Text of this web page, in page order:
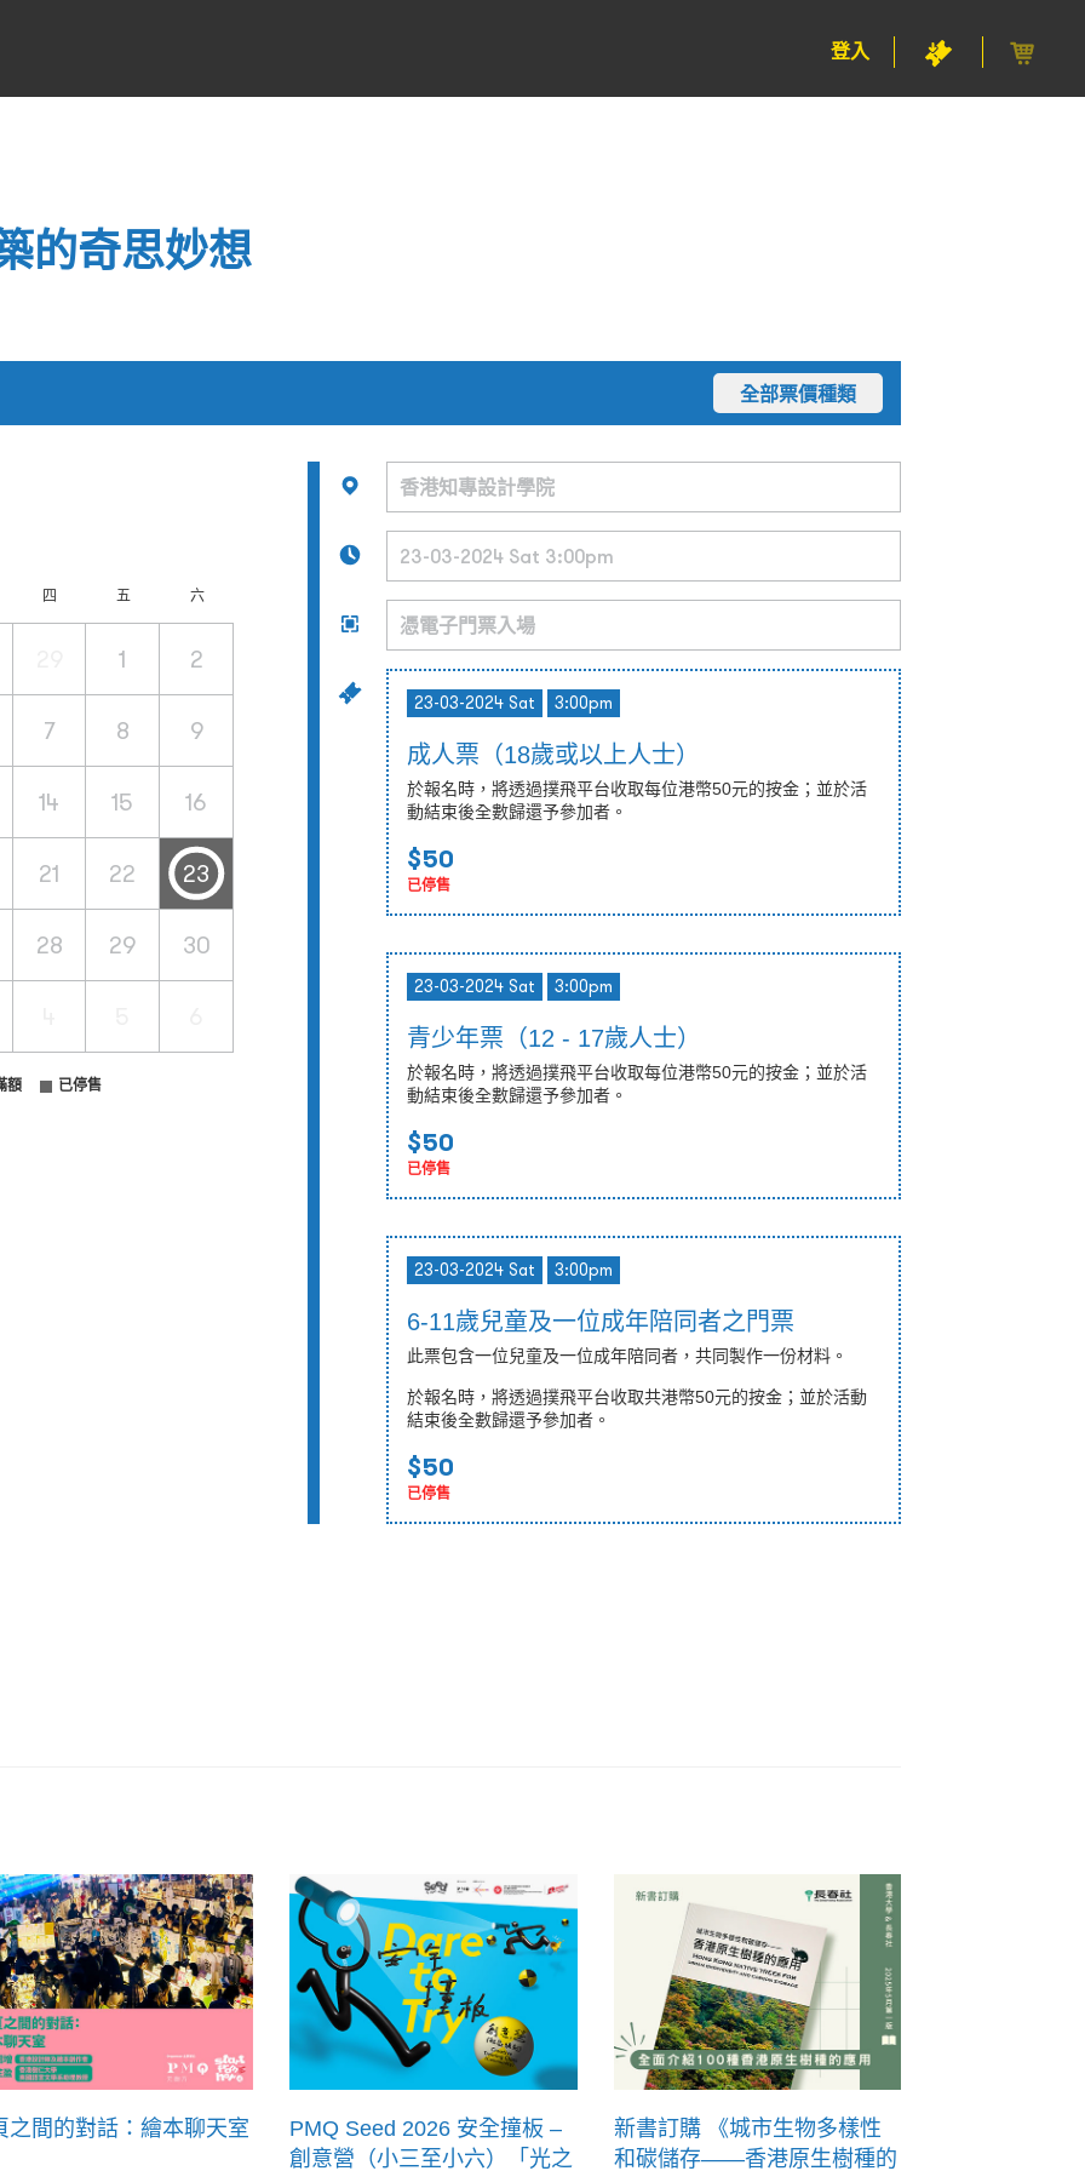
登入
的奇思妙想
全部票價種類
四 五 六
1 2
7 8 9
14 15 16
21 22 23
28 29 30
額 已停售
23-03-2024 Sat 3:00pm
成人票（18歲或以上人士）
於報名時，將透過撲飛平台收取每位港幣50元的按金；並於活
動結束後全數歸還予參加者。
$50
已停售
23-03-2024 Sat 3:00pm
青少年票（12 - 17歲人士）
於報名時，將透過撲飛平台收取每位港幣50元的按金；並於活
動結束後全數歸還予參加者。
$50
已停售
23-03-2024 Sat 3:00pm
6-11歲兒童及一位成年陪同者之門票
此票包含一位兒童及一位成年陪同者，共同製作一份材料。
於報名時，將透過撲飛平台收取共港幣50元的按金；並於活動
結束後全數歸還予參加者。
$50
已停售
之間的對話：繪本聊天室
PMQ Seed 2026 安全撞板 –
創意營（小三至小六）「光之
新書訂購 《城市生物多樣性
和碳儲存——香港原生樹種的